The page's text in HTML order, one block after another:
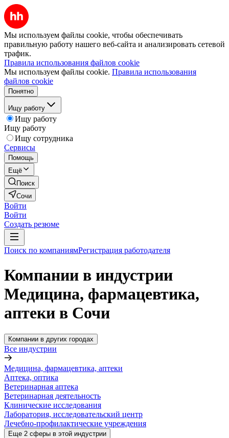
Мы используем файлы cookie, чтобы обеспечивать
правильную работу нашего веб-сайта и анализировать сетевой
трафик.
Правила использования файлов cookie
Мы используем файлы cookie. Правила использования
файлов cookie
Понятно
Ищу работу
Ищу работу
Ищу работу
Ищу сотрудника
Сервисы
Помощь
Ещё
Поиск
Сочи
Войти
Войти
Создать резюме
Поиск по компаниямРегистрация работодателя
Компании в индустрии
Медицина, фармацевтика,
аптеки в Сочи
Компании в других городах
Все индустрии
Медицина, фармацевтика, аптеки
Аптека, оптика
Ветеринарная аптека
Ветеринарная деятельность
Клинические исследования
Лаборатория, исследовательский центр
Лечебно-профилактические учреждения
Еще 2 сферы в этой индустрии